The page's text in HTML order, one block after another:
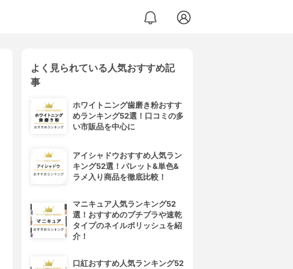
よく見られている人気おすすめ記
事
ホワイトニング歯磨き粉おすす
めランキング52選！口コミの多
い市販品を中心に
アイシャドウおすすめ人気ラン
キング52選！パレット&単色&
ラメ入り商品を徹底比較！
マニキュア人気ランキング52
選！おすすめのプチプラや速乾
タイプのネイルポリッシュを紹
介！
口紅おすすめ人気ランキング52